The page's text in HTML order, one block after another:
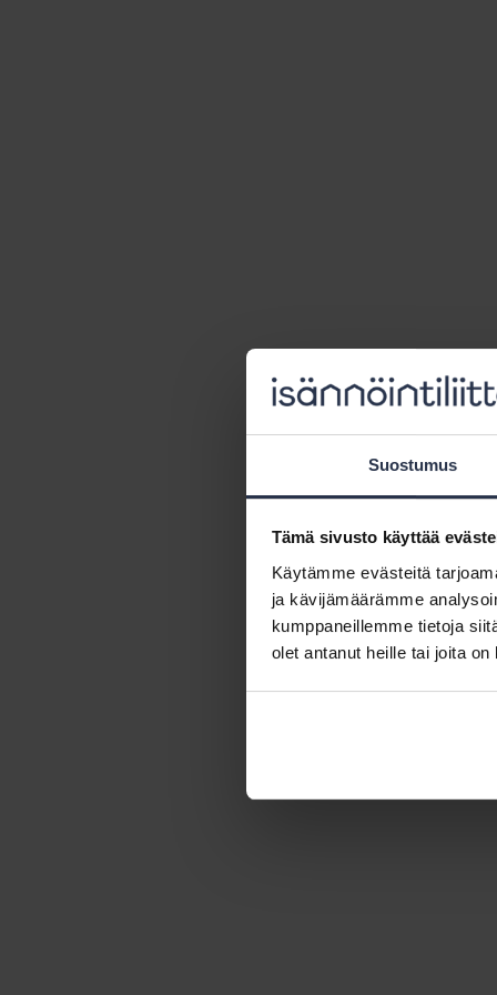
Suostumus
Tämä sivusto käyttää
Käytämme evästeitä
ja kävijämäärämme
kumppaneillemme tietoja
olet antanut heille tai joita